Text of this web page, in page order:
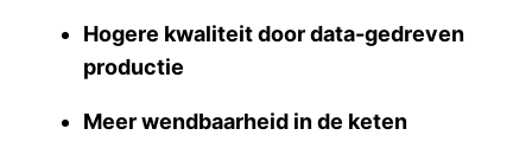
Hogere kwaliteit door data-gedreven
productie
Meer wendbaarheid in de keten